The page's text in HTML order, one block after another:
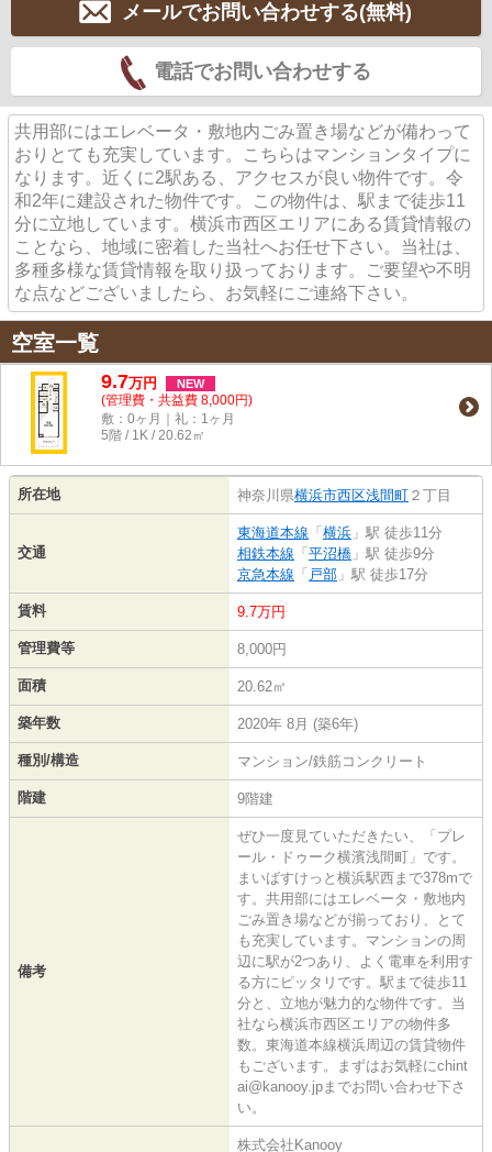
メールでお問い合わせする(無料)
電話でお問い合わせする
共用部にはエレベータ・敷地内ごみ置き場などが備わって
おりとても充実しています。こちらはマンションタイプに
なります。近くに2駅ある、アクセスが良い物件です。令
和2年に建設された物件です。この物件は、駅まで徒歩11
分に立地しています。横浜市西区エリアにある賃貸情報の
ことなら、地域に密着した当社へお任せ下さい。当社は、
多種多様な賃貸情報を取り扱っております。ご要望や不明
な点などございましたら、お気軽にご連絡下さい。
空室一覧
9.7万円 NEW
(管理費・共益費 8,000円)
敷：0ヶ月｜礼：1ヶ月
5階 / 1K / 20.62㎡
所在地 神奈川県横浜市西区浅間町 ２丁目
交通
東海道本線 「 横浜 」駅 徒歩11分
相鉄本線 「 平沼橋 」駅 徒歩9分
京急本線 「 戸部 」駅 徒歩17分
賃料 9.7万円
管理費等 8,000円
面積 20.62㎡
築年数 2020年 8月 (築6年)
種別/構造 マンション/鉄筋コンクリート
階建 9階建
備考
ぜひ一度見ていただきたい、「プレ
ール・ドゥーク横濱浅間町」です。
まいばすけっと横浜駅西まで378mで
す。共用部にはエレベータ・敷地内
ごみ置き場などが揃っており、とて
も充実しています。マンションの周
辺に駅が2つあり、よく電車を利用す
る方にピッタリです。駅まで徒歩11
分と、立地が魅力的な物件です。当
社なら横浜市西区エリアの物件多
数。東海道本線横浜周辺の賃貸物件
もございます。まずはお気軽にchint
ai@kanooy.jpまでお問い合わせ下さ
い。
株式会社Kanooy